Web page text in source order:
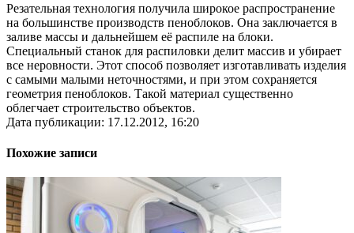
Резательная технология получила широкое распространение
на большинстве производств пеноблоков. Она заключается в
заливе массы и дальнейшем её распиле на блоки.
Специальный станок для распиловки делит массив и убирает
все неровности. Этот способ позволяет изготавливать изделия
с самыми малыми неточностями, и при этом сохраняется
геометрия пеноблоков. Такой материал существенно
облегчает строительство объектов.
Дата публикации: 17.12.2012, 16:20
Похожие записи